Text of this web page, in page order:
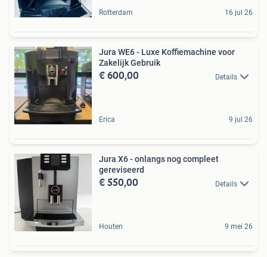
Rotterdam 16 jul 26
Jura WE6 - Luxe Koffiemachine voor
Zakelijk Gebruik
€ 600,00 Details
Erica 9 jul 26
Jura X6 - onlangs nog compleet
gereviseerd
€ 550,00 Details
Houten 9 mei 26